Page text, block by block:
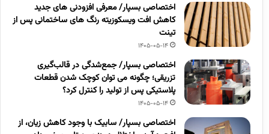
اختصاصی بسپار/ معرفی افزودنی های جدید
کاهش افت ویسکوزیته رنگ های ساختمانی پس از
تینت
1405-05-14
اختصاصی بسپار/ جمع‌شدگی در قالب‌گیری
تزریقی؛ چگونه می توان کوچک شدن قطعات
پلاستیکی پس از تولید را کنترل کرد؟
1405-05-14
اختصاصی بسپار/ سابیک با وجود کاهش زیان، از